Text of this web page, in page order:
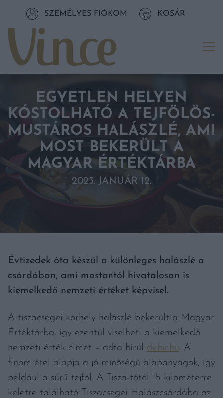
Tovább a tartalomhozSZEMÉLYES FIÓKOM KOSÁR
EGYETLEN HELYEN
KÓSTOLHATÓ A TEJFÖLÖS-
MUSTÁROS HALÁSZLÉ, AMI
MOST BEKERÜLT A
MAGYAR ÉRTÉKTÁRBA
2023. JANUÁR 12.
Évtizedek óta készül a különleges halászlé a
csárdában, ami mostantól hivatalosan is
kiemelkedő nemzeti értéket képvisel.
A tiszacsegei korhely halászlé bekerült a Magyar
Értéktárba, így ezentúl viselheti a kiemelkedő
nemzeti érték címet – adta hírül dehir.hu. A
finom étel alapja a jó minőségű alapanyagok, így
például a sűrű tejföl. A Tisza-tótól 15 kilométerre
keletre található Tiszacsegei Halászcsárdába az